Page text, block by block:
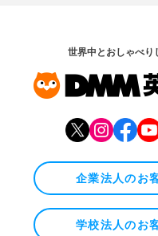
世界中とおしゃべり
企業法人のお
学校法人のお